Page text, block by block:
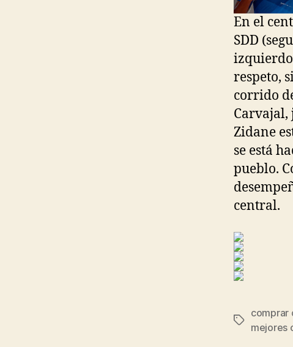
En el
SDD
respeto,
corrido
Carvajal,
Zidane
se está
pueblo.
central.
Etiquetas
comprar
mejores